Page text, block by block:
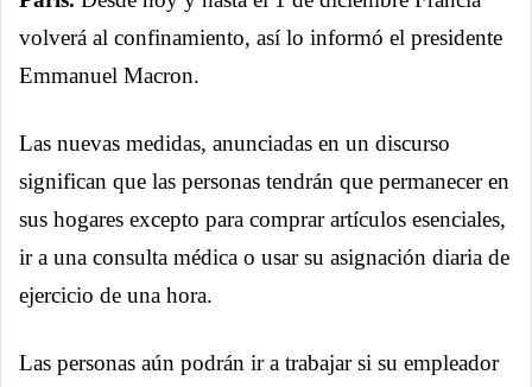
volverá al confinamiento, así lo informó el presidente
Emmanuel Macron.
Las nuevas medidas, anunciadas en un discurso
significan que las personas tendrán que permanecer en
sus hogares excepto para comprar artículos esenciales,
ir a una consulta médica o usar su asignación diaria de
ejercicio de una hora.
Las personas aún podrán ir a trabajar si su empleador